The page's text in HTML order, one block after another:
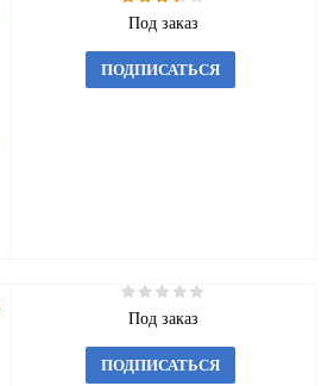
Под заказ
ПОДПИСАТЬСЯ
Под заказ
ПОДПИСАТЬСЯ